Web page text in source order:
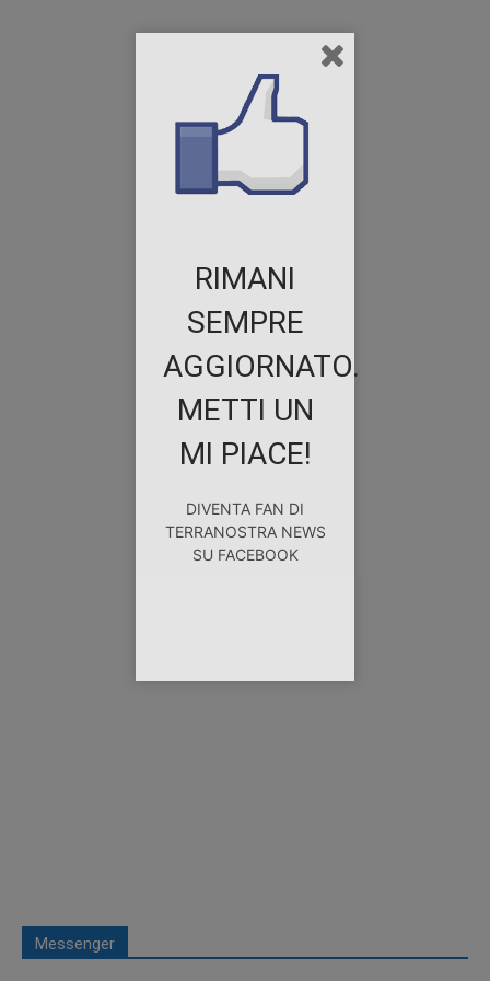
Messenger
RIMANI
SEMPRE
AGGIORNATO.
METTI UN
MI PIACE!
DIVENTA FAN DI
TERRANOSTRA NEWS
SU FACEBOOK